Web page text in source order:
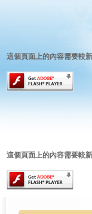
這個頁面上的內容需要較
這個頁面上的內容需要較